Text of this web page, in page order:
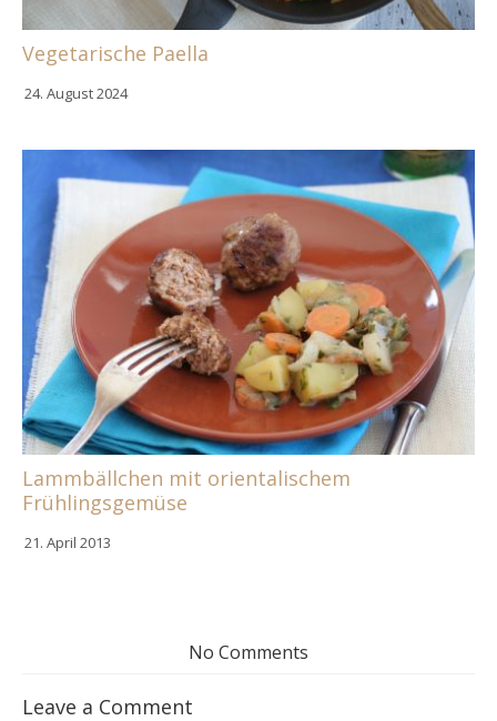
Vegetarische Paella
24. August 2024
Lammbällchen mit orientalischem
Frühlingsgemüse
21. April 2013
No Comments
Leave a Comment